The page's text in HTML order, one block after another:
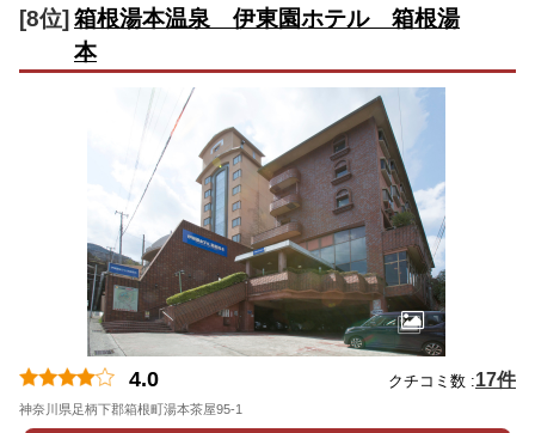
[8位]箱根湯本温泉 伊東園ホテル 箱根湯
本
4.0 クチコミ数 :17件
神奈川県足柄下郡箱根町湯本茶屋95-1